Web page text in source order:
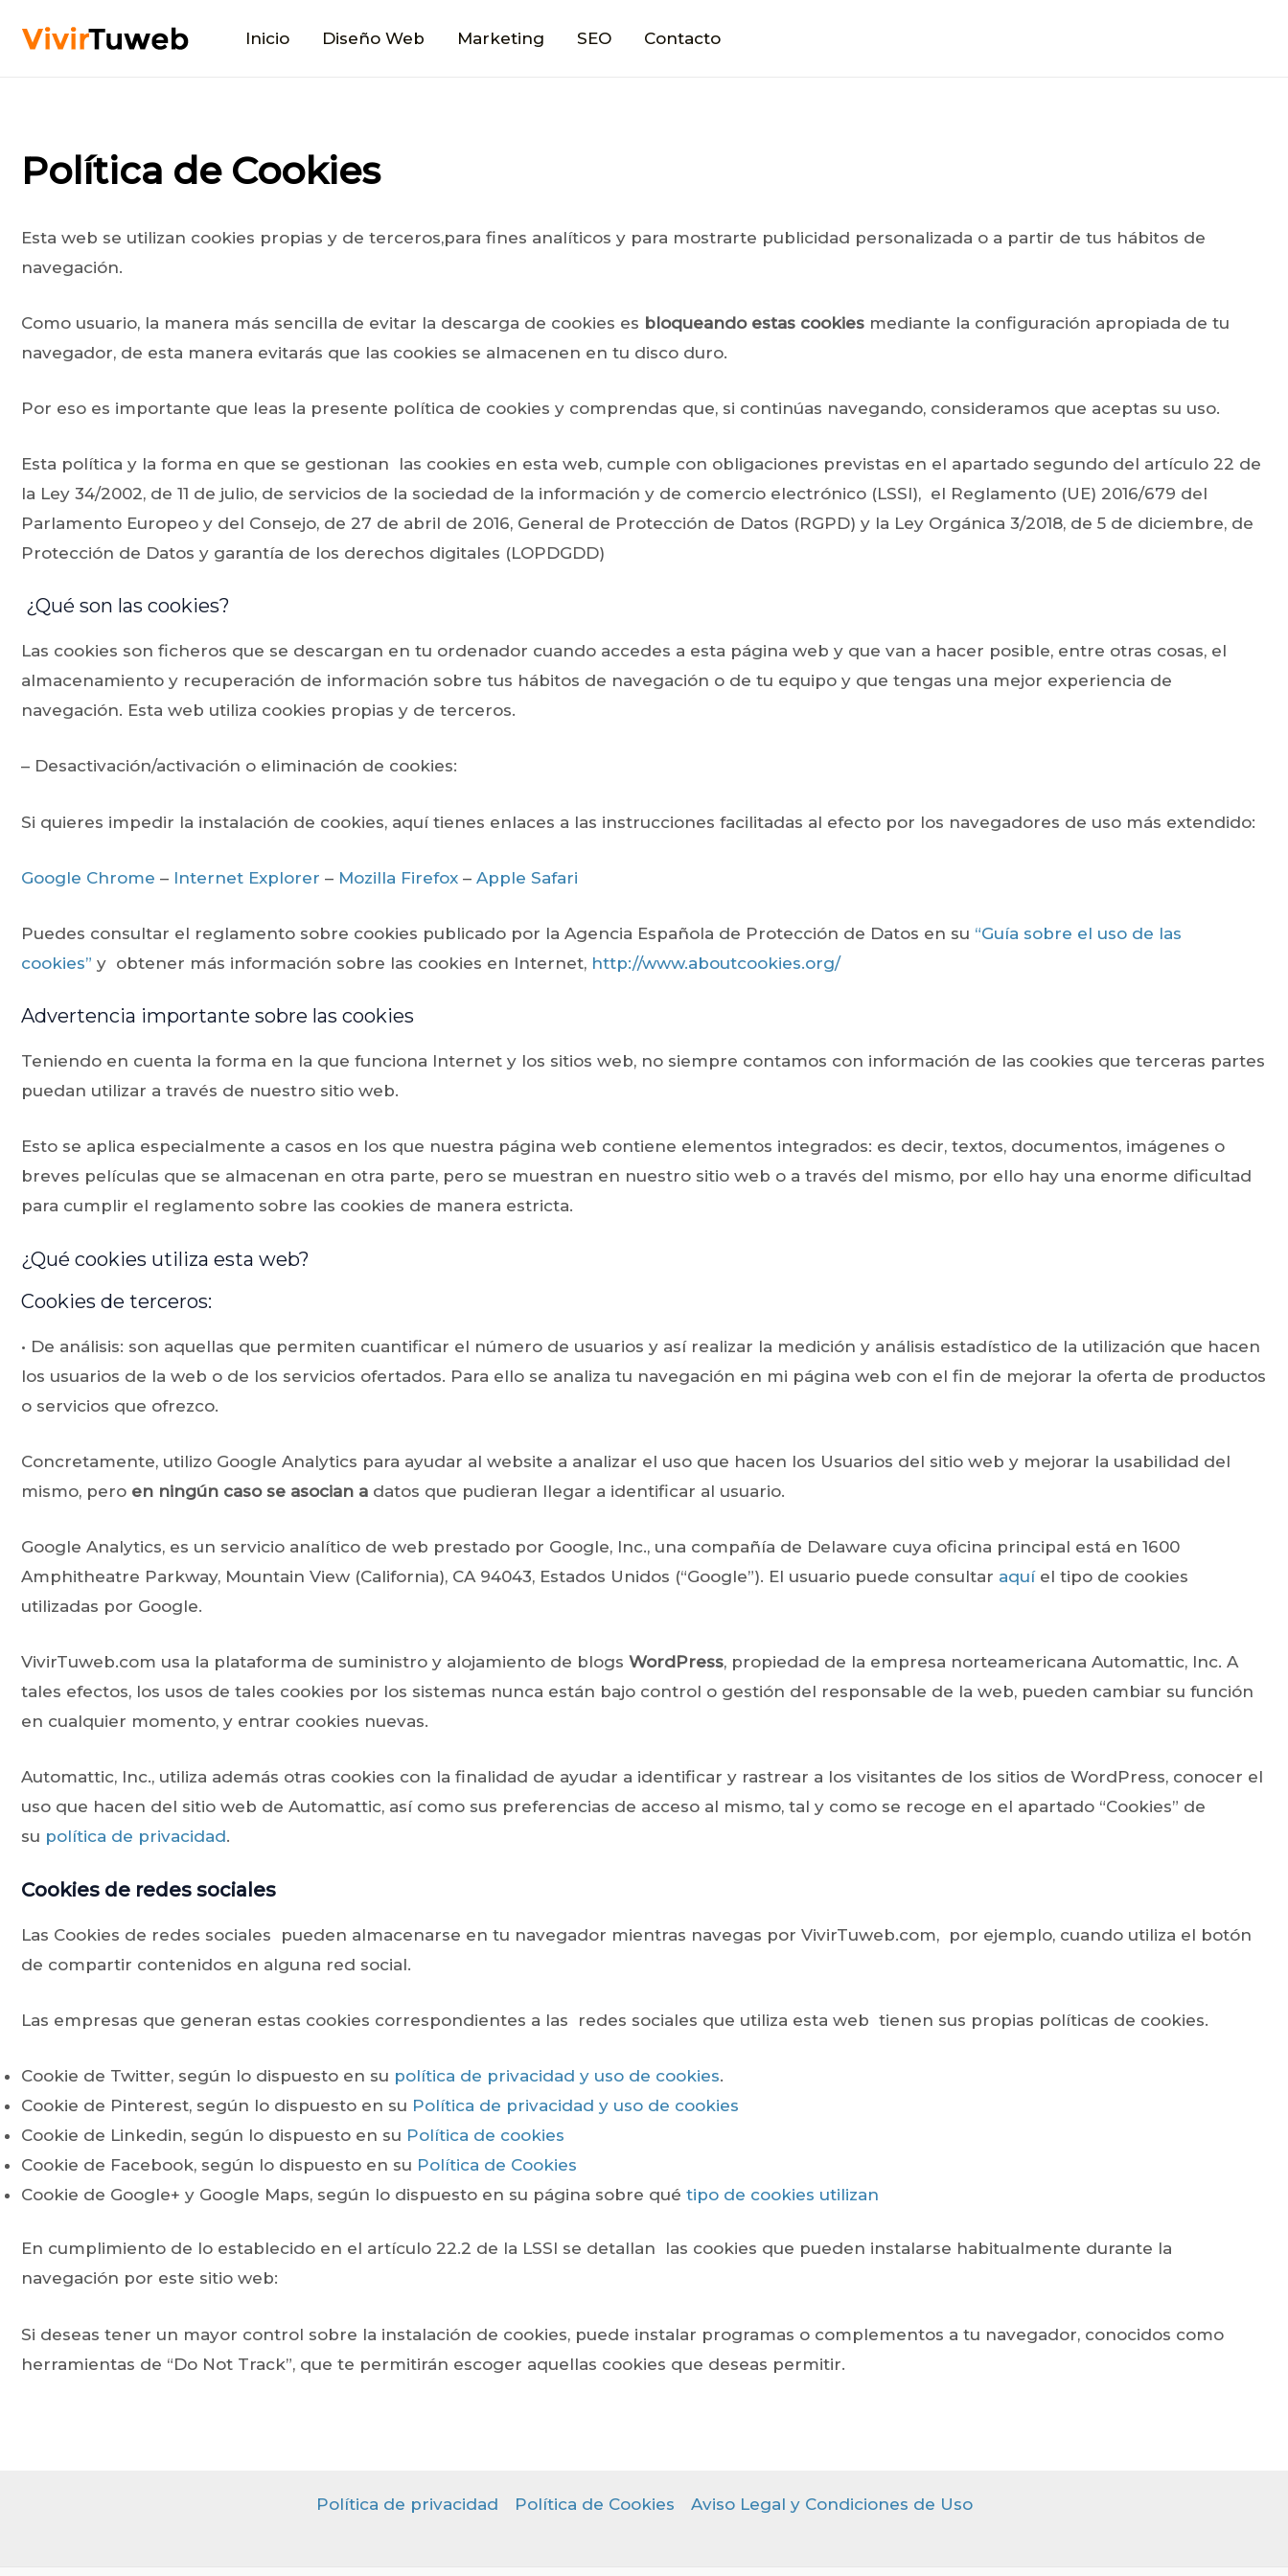
Inicio Diseño Web Marketing SEO Contacto
Política de Cookies
Esta web se utilizan cookies propias y de terceros,para fines analíticos y para mostrarte publicidad personalizada o a partir de tus hábitos de
navegación.
Como usuario, la manera más sencilla de evitar la descarga de cookies es bloqueando estas cookies mediante la configuración apropiada de tu
navegador, de esta manera evitarás que las cookies se almacenen en tu disco duro.
Por eso es importante que leas la presente política de cookies y comprendas que, si continúas navegando, consideramos que aceptas su uso.
Esta política y la forma en que se gestionan las cookies en esta web, cumple con obligaciones previstas en el apartado segundo del artículo 22 de
la Ley 34/2002, de 11 de julio, de servicios de la sociedad de la información y de comercio electrónico (LSSI), el Reglamento (UE) 2016/679 del
Parlamento Europeo y del Consejo, de 27 de abril de 2016, General de Protección de Datos (RGPD) y la Ley Orgánica 3/2018, de 5 de diciembre, de
Protección de Datos y garantía de los derechos digitales (LOPDGDD)
¿Qué son las cookies?
Las cookies son ficheros que se descargan en tu ordenador cuando accedes a esta página web y que van a hacer posible, entre otras cosas, el
almacenamiento y recuperación de información sobre tus hábitos de navegación o de tu equipo y que tengas una mejor experiencia de
navegación. Esta web utiliza cookies propias y de terceros.
– Desactivación/activación o eliminación de cookies:
Si quieres impedir la instalación de cookies, aquí tienes enlaces a las instrucciones facilitadas al efecto por los navegadores de uso más extendido:
Google Chrome – Internet Explorer – Mozilla Firefox – Apple Safari
Puedes consultar el reglamento sobre cookies publicado por la Agencia Española de Protección de Datos en su “Guía sobre el uso de las
cookies” y obtener más información sobre las cookies en Internet, http://www.aboutcookies.org/
Advertencia importante sobre las cookies
Teniendo en cuenta la forma en la que funciona Internet y los sitios web, no siempre contamos con información de las cookies que terceras partes
puedan utilizar a través de nuestro sitio web.
Esto se aplica especialmente a casos en los que nuestra página web contiene elementos integrados: es decir, textos, documentos, imágenes o
breves películas que se almacenan en otra parte, pero se muestran en nuestro sitio web o a través del mismo, por ello hay una enorme dificultad
para cumplir el reglamento sobre las cookies de manera estricta.
¿Qué cookies utiliza esta web?
Cookies de terceros:
• De análisis: son aquellas que permiten cuantificar el número de usuarios y así realizar la medición y análisis estadístico de la utilización que hacen
los usuarios de la web o de los servicios ofertados. Para ello se analiza tu navegación en mi página web con el fin de mejorar la oferta de productos
o servicios que ofrezco.
Concretamente, utilizo Google Analytics para ayudar al website a analizar el uso que hacen los Usuarios del sitio web y mejorar la usabilidad del
mismo, pero en ningún caso se asocian a datos que pudieran llegar a identificar al usuario.
Google Analytics, es un servicio analítico de web prestado por Google, Inc., una compañía de Delaware cuya oficina principal está en 1600
Amphitheatre Parkway, Mountain View (California), CA 94043, Estados Unidos (“Google”). El usuario puede consultar aquíel tipo de cookies
utilizadas por Google.
VivirTuweb.com usa la plataforma de suministro y alojamiento de blogs WordPress, propiedad de la empresa norteamericana Automattic, Inc. A
tales efectos, los usos de tales cookies por los sistemas nunca están bajo control o gestión del responsable de la web, pueden cambiar su función
en cualquier momento, y entrar cookies nuevas.
Automattic, Inc., utiliza además otras cookies con la finalidad de ayudar a identificar y rastrear a los visitantes de los sitios de WordPress, conocer el
uso que hacen del sitio web de Automattic, así como sus preferencias de acceso al mismo, tal y como se recoge en el apartado “Cookies” de
su política de privacidad.
Cookies de redes sociales
Las Cookies de redes sociales pueden almacenarse en tu navegador mientras navegas por VivirTuweb.com, por ejemplo, cuando utiliza el botón
de compartir contenidos en alguna red social.
Las empresas que generan estas cookies correspondientes a las redes sociales que utiliza esta web tienen sus propias políticas de cookies.
Cookie de Twitter, según lo dispuesto en su política de privacidad y uso de cookies.
Cookie de Pinterest, según lo dispuesto en su Política de privacidad y uso de cookies
Cookie de Linkedin, según lo dispuesto en su Política de cookies
Cookie de Facebook, según lo dispuesto en su Política de Cookies
Cookie de Google+ y Google Maps, según lo dispuesto en su página sobre qué tipo de cookies utilizan
En cumplimiento de lo establecido en el artículo 22.2 de la LSSI se detallan las cookies que pueden instalarse habitualmente durante la
navegación por este sitio web:
Si deseas tener un mayor control sobre la instalación de cookies, puede instalar programas o complementos a tu navegador, conocidos como
herramientas de “Do Not Track”, que te permitirán escoger aquellas cookies que deseas permitir.
Política de privacidad Política de Cookies Aviso Legal y Condiciones de Uso